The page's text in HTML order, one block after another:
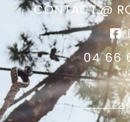
CONTACT @
04 66